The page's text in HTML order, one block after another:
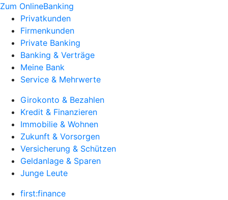
Zum OnlineBanking
Privatkunden
Firmenkunden
Private Banking
Banking & Verträge
Meine Bank
Service & Mehrwerte
Girokonto & Bezahlen
Kredit & Finanzieren
Immobilie & Wohnen
Zukunft & Vorsorgen
Versicherung & Schützen
Geldanlage & Sparen
Junge Leute
first:finance